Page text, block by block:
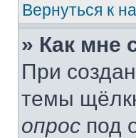
Вернуться к
» Как мне
При
темы
опрос под